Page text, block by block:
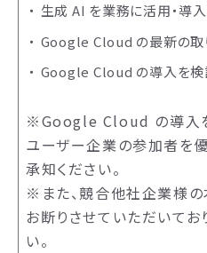
生成 AI を業務に活用・導
Google Cloud の最新の取
Google Cloud の導入を検
※Google Cloud の導入を
ユーザー企業の参加者を
承知ください。
※また、競合他社企業様
お断りさせていただいてお
い。